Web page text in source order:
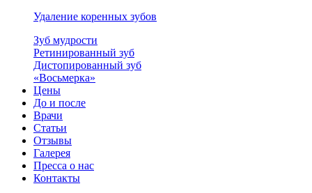
Удаление коренных зубов
Зуб мудрости
Ретинированный зуб
Дистопированный зуб
«Восьмерка»
Цены
До и после
Врачи
Статьи
Отзывы
Галерея
Пресса о нас
Контакты